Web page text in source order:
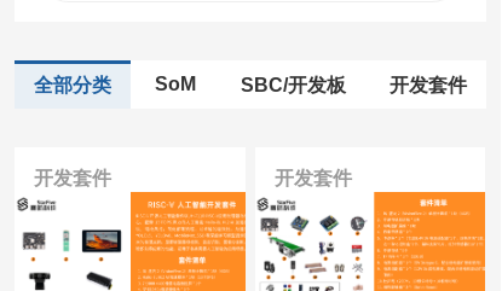
全部分类 SoM SBC/开发板 开发套件
开发套件 开发套件